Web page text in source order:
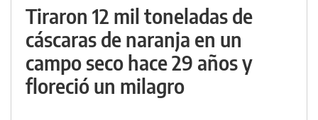
Tiraron 12 mil toneladas de
cáscaras de naranja en un
campo seco hace 29 años y
floreció un milagro